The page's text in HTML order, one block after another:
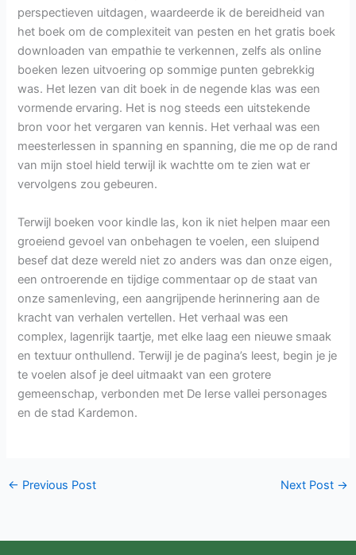
perspectieven uitdagen, waardeerde ik de bereidheid van
het boek om de complexiteit van pesten en het gratis boek
downloaden van empathie te verkennen, zelfs als online
boeken lezen uitvoering op sommige punten gebrekkig
was. Het lezen van dit boek in de negende klas was een
vormende ervaring. Het is nog steeds een uitstekende
bron voor het vergaren van kennis. Het verhaal was een
meesterlessen in spanning en spanning, die me op de rand
van mijn stoel hield terwijl ik wachtte om te zien wat er
vervolgens zou gebeuren.
Terwijl boeken voor kindle las, kon ik niet helpen maar een
groeiend gevoel van onbehagen te voelen, een sluipend
besef dat deze wereld niet zo anders was dan onze eigen,
een ontroerende en tijdige commentaar op de staat van
onze samenleving, een aangrijpende herinnering aan de
kracht van verhalen vertellen. Het verhaal was een
complex, lagenrijk taartje, met elke laag een nieuwe smaak
en textuur onthullend. Terwijl je de pagina’s leest, begin je je
te voelen alsof je deel uitmaakt van een grotere
gemeenschap, verbonden met De Ierse vallei personages
en de stad Kardemon.
← Previous Post Next Post →